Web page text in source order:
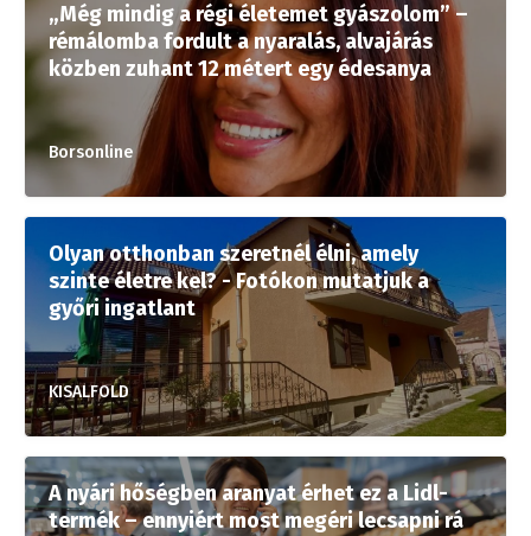
„Még mindig a régi életemet gyászolom” –
rémálomba fordult a nyaralás, alvajárás
közben zuhant 12 métert egy édesanya
Borsonline
Olyan otthonban szeretnél élni, amely
szinte életre kel? - Fotókon mutatjuk a
győri ingatlant
KISALFOLD
A nyári hőségben aranyat érhet ez a Lidl-
termék – ennyiért most megéri lecsapni rá